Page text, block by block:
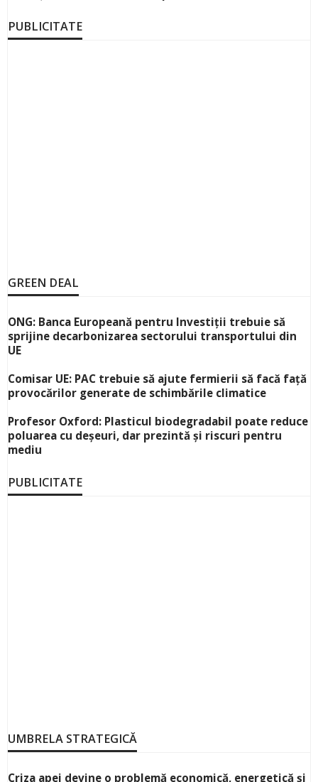
PUBLICITATE
GREEN DEAL
ONG: Banca Europeană pentru Investiții trebuie să
sprijine decarbonizarea sectorului transportului din
UE
Comisar UE: PAC trebuie să ajute fermierii să facă față
provocărilor generate de schimbările climatice
Profesor Oxford: Plasticul biodegradabil poate reduce
poluarea cu deșeuri, dar prezintă și riscuri pentru
mediu
PUBLICITATE
UMBRELA STRATEGICĂ
Criza apei devine o problemă economică, energetică și